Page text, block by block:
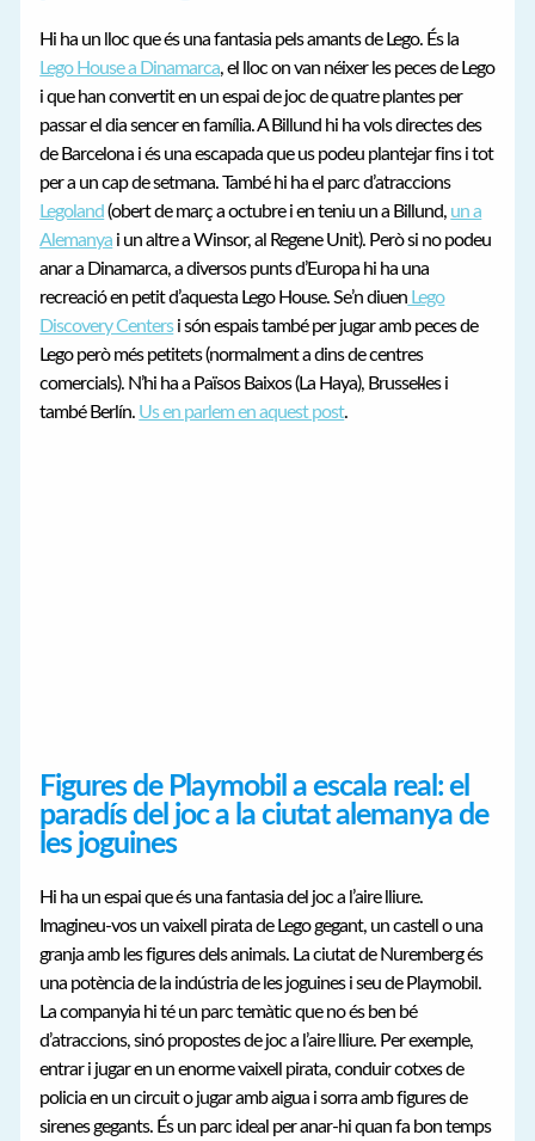
Hi ha un lloc que és una fantasia pels amants de Lego. És la
Lego House a Dinamarca, el lloc on van néixer les peces de Lego
i que han convertit en un espai de joc de quatre plantes per
passar el dia sencer en família. A Billund hi ha vols directes des
de Barcelona i és una escapada que us podeu plantejar fins i tot
per a un cap de setmana. També hi ha el parc d’atraccions
Legoland (obert de març a octubre i en teniu un a Billund, un a
Alemanya i un altre a Winsor, al Regene Unit). Però si no podeu
anar a Dinamarca, a diversos punts d’Europa hi ha una
recreació en petit d’aquesta Lego House. Se’n diuen Lego
Discovery Centersi són espais també per jugar amb peces de
Lego però més petitets (normalment a dins de centres
comercials). N’hi ha a Països Baixos (La Haya), Brussel·les i
també Berlín. Us en parlem en aquest post.
Figures de Playmobil a escala real: el
paradís del joc a la ciutat alemanya de
les joguines
Hi ha un espai que és una fantasia del joc a l’aire lliure.
Imagineu-vos un vaixell pirata de Lego gegant, un castell o una
granja amb les figures dels animals. La ciutat de Nuremberg és
una potència de la indústria de les joguines i seu de Playmobil.
La companyia hi té un parc temàtic que no és ben bé
d’atraccions, sinó propostes de joc a l’aire lliure. Per exemple,
entrar i jugar en un enorme vaixell pirata, conduir cotxes de
policia en un circuit o jugar amb aigua i sorra amb figures de
sirenes gegants. És un parc ideal per anar-hi quan fa bon temps